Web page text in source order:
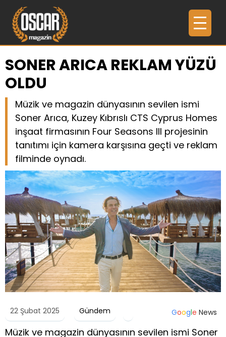
SONER ARICA REKLAM YÜZÜ
OLDU
Müzik ve magazin dünyasının sevilen ismi
Soner Arıca, Kuzey Kıbrıslı CTS Cyprus Homes
inşaat firmasının Four Seasons III projesinin
tanıtımı için kamera karşısına geçti ve reklam
filminde oynadı.
22 Şubat 2025 Gündem Google News
Müzik ve magazin dünyasının sevilen ismi Soner